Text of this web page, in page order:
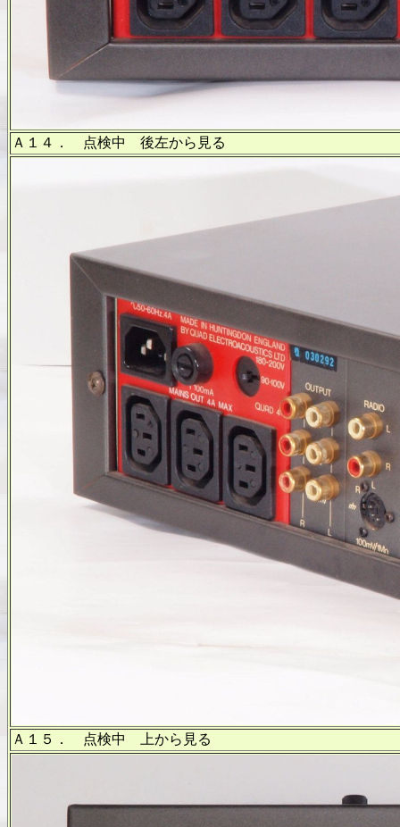
Ａ１４． 点検中 後左から見る
Ａ１５． 点検中 上から見る